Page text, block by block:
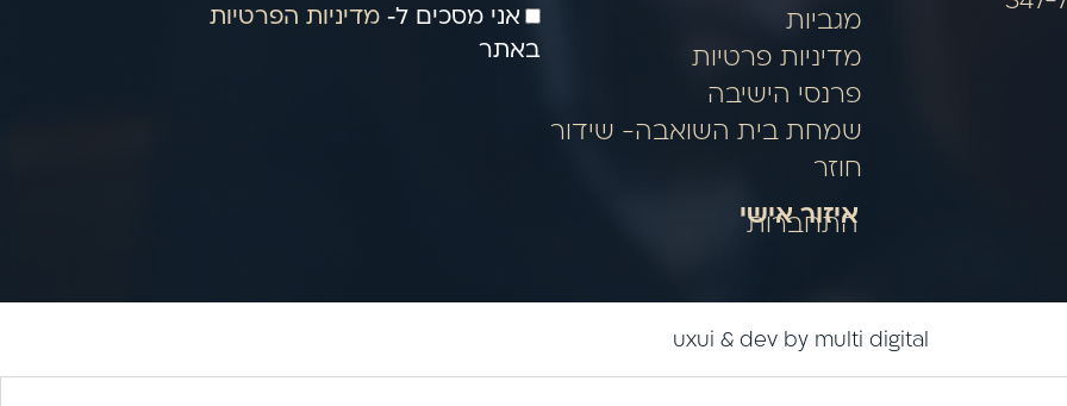
מגביות
מדיניות פרטיות
פרנסי הישיבה
שמחת בית השואבה- שידור
חוזר
איזור אישי
התחברות
אני מסכים ל‑מדיניות הפרטיות
באתר
uxui & dev by multi digital